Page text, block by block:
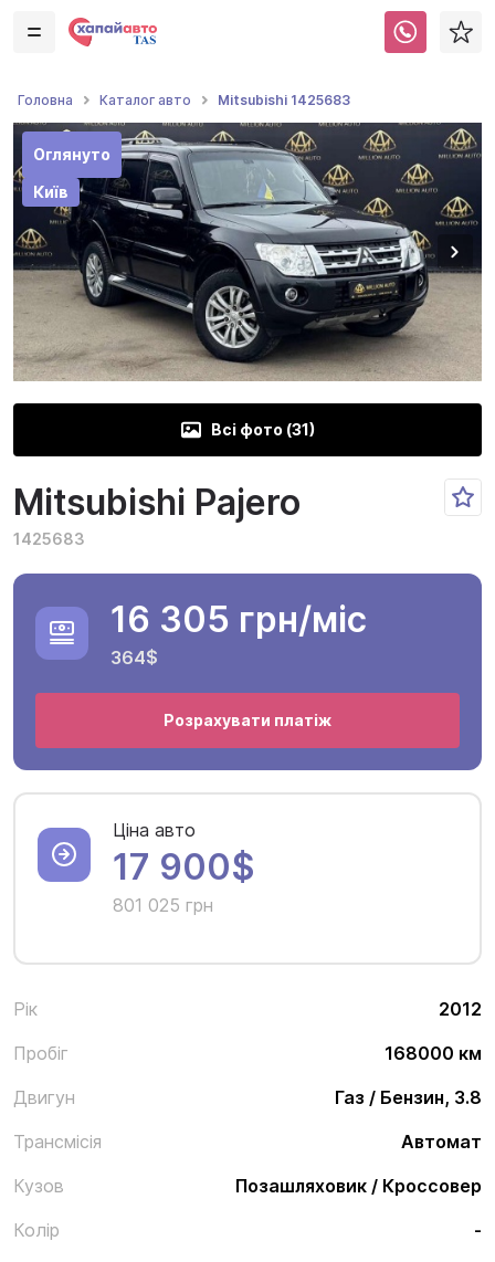
Головна Каталог авто Mitsubishi 1425683
Оглянуто
Київ
Всі фото (31)
Mitsubishi Pajero
1425683
Рік
2012
Пробіг
168000 км
Двигун
Газ / Бензин, 3.8
Трансмісія
Автомат
Кузов
Позашляховик / Кроссовер
Колір
-
16 305 грн/міс
364$
Розрахувати платіж
Ціна авто
17 900$
801 025 грн